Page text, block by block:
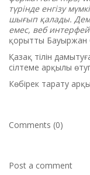
түрінде енгізу
шығып қалады.
емес, веб
қорытты Бауыржан
Қазақ тілін
сілтеме арқылы
Көбірек тарату
Comments (0)
Post a comment